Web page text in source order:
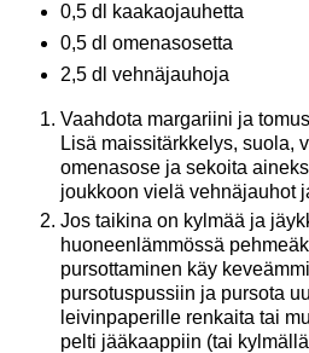
0,5 dl kaakaojauhetta
0,5 dl omenasosetta
2,5 dl vehnäjauhoja
Vaahdota margariini ja
Lisä maissitärkkelys, suola,
omenasose ja sekoita
joukkoon vielä vehnäjauhot
Jos taikina on kylmää ja
huoneenlämmössä
pursottaminen käy
pursotuspussiin ja pursota
leivinpaperille renkaita tai
pelti jääkaappiin (tai